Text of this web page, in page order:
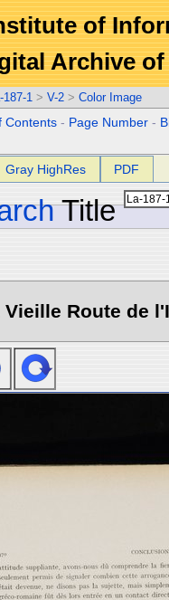
of
Archive
187-1 > V-2 > Color Image
Contents - Page Number -
Gray HighRes PDF
Title
Vieille Route de